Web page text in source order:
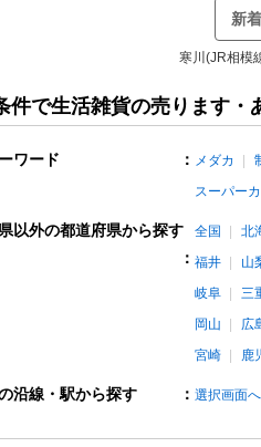
新
寒川(JR相模
件で生活雑貨の売ります・
ワード ： メダカ
スーパー
以外の都道府県から探す
：
全国 北
福井
山
岐阜
三
岡山
広
宮崎
鹿
沿線・駅から探す ： 選択画面へ